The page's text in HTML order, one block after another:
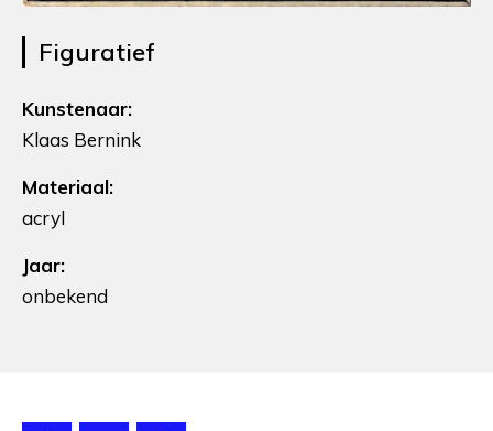
Figuratief
Kunstenaar:
Klaas Bernink
Materiaal:
acryl
Jaar:
onbekend